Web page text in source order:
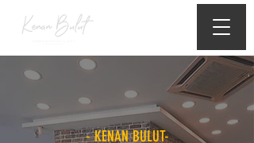
- KENAN BULUT-